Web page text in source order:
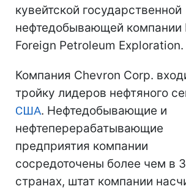
кувейтской государственной
нефтедобывающей компании
Foreign Petroleum Exploration.
Компания Chevron Corp.
тройку лидеров нефтяного
США. Нефтедобывающие и
нефтеперерабатывающие
предприятия компании
сосредоточены более чем в
странах, штат компании